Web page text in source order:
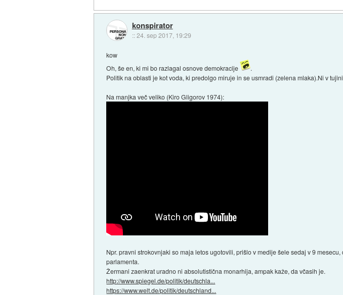
konspirator
::24. sep 2017, 19:29
kow
Oh, še en, ki mi bo razlagal osnove demokracije
.
Politik na oblasti je kot voda, ki predolgo miruje in se usmradi (zelena mlaka).Ni v
Na manjka več veliko (Kiro Gligorov 1974):
Npr. pravni strokovnjaki so maja letos ugotovili, prišlo v medije šele sedaj v 9
parlamenta.
Žermani zaenkrat uradno ni absolutistična monarhija, ampak kaže, da včasih je.
http://www.spiegel.de/politik/deutschla...
https://www.welt.de/politik/deutschland...